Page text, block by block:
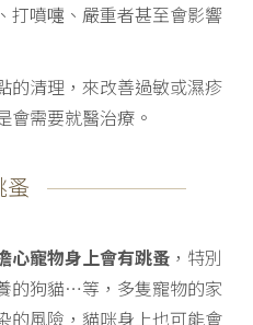
打噴嚏、嚴重者甚至會影響
的清理，來改善過敏或濕疹
會需要就醫治療。
蚤
心寵物身上會有跳蚤 ，特別
的狗貓…等，多隻寵物的家
的風險，貓咪身上也可能會